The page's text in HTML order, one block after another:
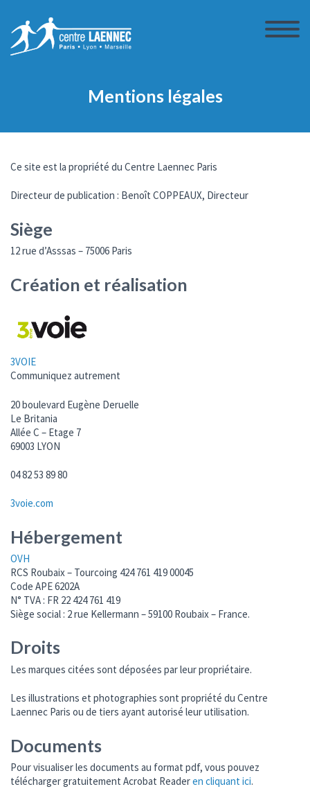
Mentions légales
Ce site est la propriété du Centre Laennec Paris
Directeur de publication : Benoît COPPEAUX, Directeur
Siège
12 rue d’Asssas – 75006 Paris
Création et réalisation
3VOIE
Communiquez autrement
20 boulevard Eugène De­ruel­le
Le Britania
Allée C – Etage 7
69003 LYON
04 82 53 89 80
3voie.com
Hébergement
OVH
RCS Roubaix – Tourcoing 424 761 419 00045
Code APE 6202A
N° TVA : FR 22 424 761 419
Siège social : 2 rue Kellermann – 59100 Roubaix – France.
Droits
Les marques citées sont déposées par leur propriétaire.
Les illustrations et photographies sont propriété du Centre
Laennec Paris ou de tiers ayant autorisé leur utilisation.
Documents
Pour visualiser les documents au format pdf, vous pouvez
télécharger gratuitement Acrobat Readeren cliquant ici.